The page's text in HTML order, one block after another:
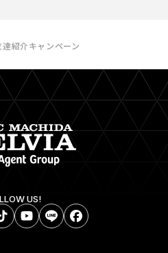
達紹介キャンペーン
US!